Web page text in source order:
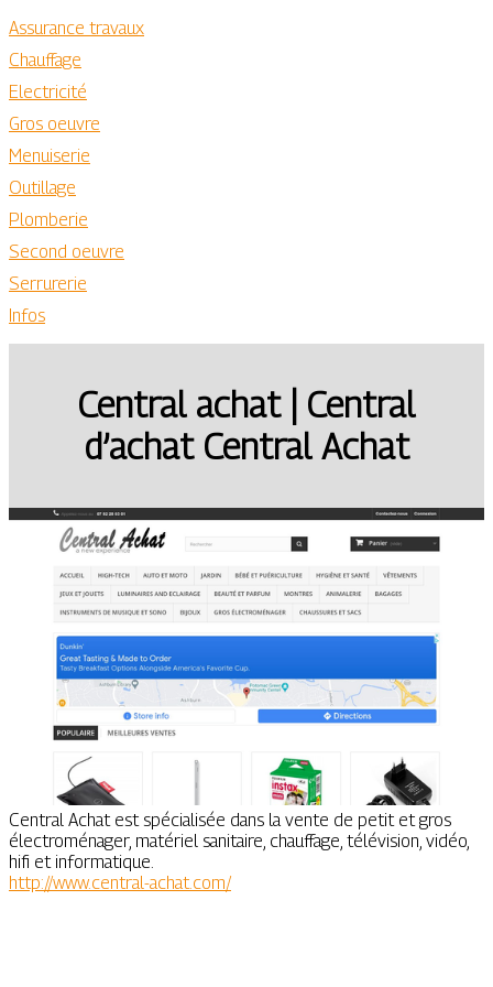
Assurance travaux
Chauffage
Electricité
Gros oeuvre
Menuiserie
Outillage
Plomberie
Second oeuvre
Serrurerie
Infos
Central achat | Central
d’achat Central Achat
Central Achat est spécialisée dans la vente de petit et gros
électroménager, matériel sanitaire, chauffage, télévision, vidéo,
hifi et informatique.
http://www.central-achat.com/